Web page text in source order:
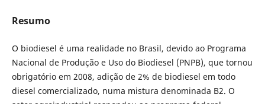
Resumo
O biodiesel é uma realidade no Brasil, devido ao Programa
Nacional de Produção e Uso do Biodiesel (PNPB), que tornou
obrigatório em 2008, adição de 2% de biodiesel em todo
diesel comercializado, numa mistura denominada B2. O